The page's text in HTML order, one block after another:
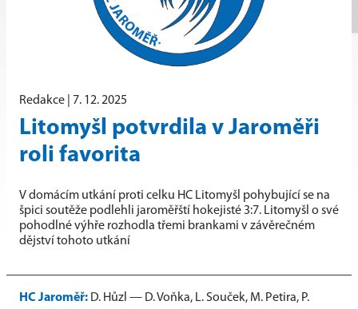
Redakce | 7. 12. 2025
Litomyšl potvrdila v Jaroměři
roli favorita
V domácím utkání proti celku HC Litomyšl pohybující se na
špici soutěže podlehli jaroměřští hokejisté 3:7. Litomyšl o své
pohodlné výhře rozhodla třemi brankami v závěrečném
dějství tohoto utkání
HC Jaroměř: D. Hůzl — D. Voňka, L. Souček, M. Petira, P.